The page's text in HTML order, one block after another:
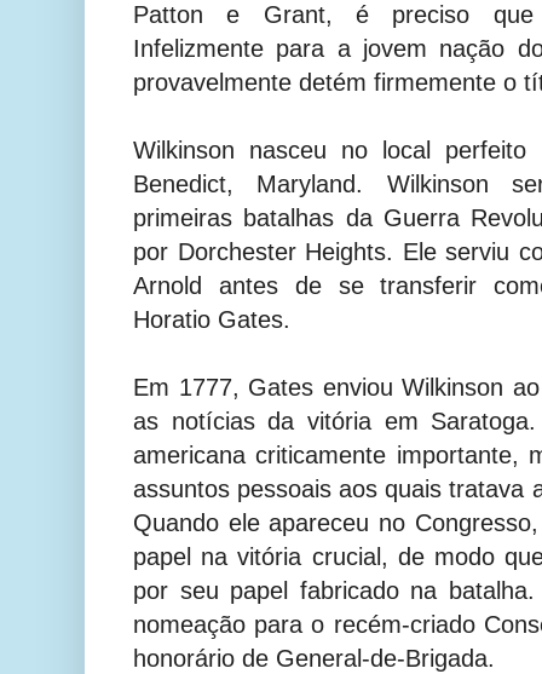
Patton e Grant, é preciso que
Infelizmente para a jovem nação
provavelmente detém firmemente o
Wilkinson nasceu no local
Benedict, Maryland. Wilkinson
primeiras batalhas da Guerra
por Dorchester Heights. Ele serviu
Arnold antes de se transferir
Horatio Gates.
Em 1777, Gates enviou Wilkinson
as notícias da vitória em
americana criticamente importante,
assuntos pessoais aos quais tratava
Quando ele apareceu no
papel na vitória crucial, de modo
por seu papel fabricado na
nomeação para o recém-criado
honorário de General-de-Brigada.